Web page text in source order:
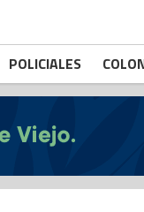
POLICIALES